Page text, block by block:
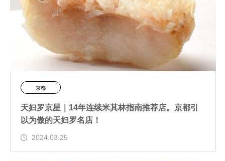
京都
天妇罗京星｜14年连续米其林指南推荐店。京都引
以为傲的天妇罗名店！
2024.03.25